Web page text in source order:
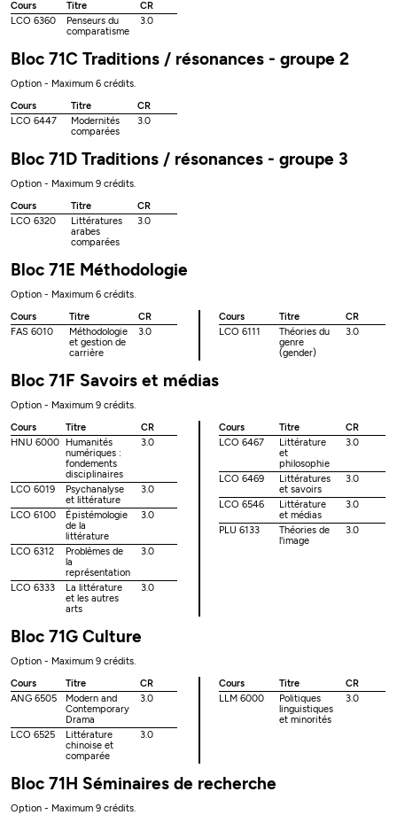
Cours Titre
CR
LCO 6360
Penseurs du
comparatisme
3.0
Bloc 71C Traditions / résonances - groupe 2
Option - Maximum 6 crédits.
Cours
Titre
CR
LCO 6447
Modernités
comparées
3.0
Bloc 71D Traditions / résonances - groupe 3
Option - Maximum 9 crédits.
Cours
Titre
CR
LCO 6320
Littératures
arabes
comparées
3.0
Bloc 71E Méthodologie
Option - Maximum 6 crédits.
Cours
Titre
CR
FAS 6010
Méthodologie
et gestion de
carrière
3.0
Cours Titre
CR
LCO 6111
Théories du
genre
(gender)
3.0
Bloc 71F Savoirs et médias
Option - Maximum 9 crédits.
Cours
Titre
CR
HNU 6000
Humanités
numériques :
fondements
disciplinaires
3.0
LCO 6019
Psychanalyse
et littérature
3.0
LCO 6100
Épistémologie
de la
littérature
3.0
LCO 6312
Problèmes de
la
représentation
3.0
LCO 6333
La littérature
et les autres
arts
3.0
Cours Titre
CR
LCO 6467
Littérature
et
philosophie
3.0
LCO 6469
Littératures
et savoirs
3.0
LCO 6546
Littérature
et médias
3.0
PLU 6133
Théories de
l'image
3.0
Bloc 71G Culture
Option - Maximum 9 crédits.
Cours
Titre
CR
ANG 6505
Modern and
Contemporary
Drama
3.0
LCO 6525
Littérature
chinoise et
comparée
3.0
Cours Titre
CR
LLM 6000
Politiques
linguistiques
et minorités
3.0
Bloc 71H Séminaires de recherche
Option - Maximum 9 crédits.